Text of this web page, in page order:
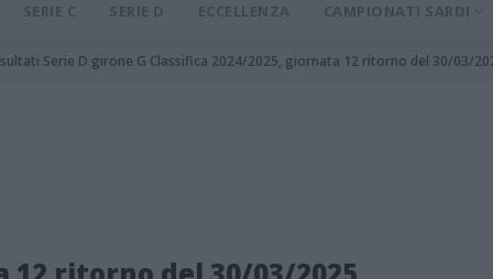
SERIE C SERIE D ECCELLENZA CAMPIONATI SARDI
Serie D girone G Classifica 2024/2025, giornata 12 ritorno del 30/03/